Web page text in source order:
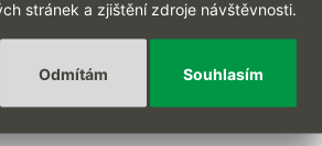
stránek a zjištění zdroje návštěvnosti.
Souhlasím
Odmítám